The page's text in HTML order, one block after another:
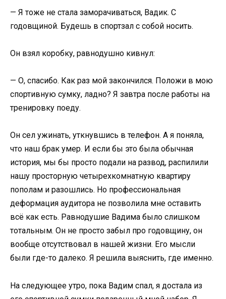
— Я тоже не стала заморачиваться, Вадик. С
годовщиной. Будешь в спортзал с собой носить.
Он взял коробку, равнодушно кивнул:
— О, спасибо. Как раз мой закончился. Положи в мою
спортивную сумку, ладно? Я завтра после работы на
тренировку поеду.
Он сел ужинать, уткнувшись в телефон. А я поняла,
что наш брак умер. И если бы это была обычная
история, мы бы просто подали на развод, распилили
нашу просторную четырехкомнатную квартиру
пополам и разошлись. Но профессиональная
деформация аудитора не позволила мне оставить
всё как есть. Равнодушие Вадима было слишком
тотальным. Он не просто забыл про годовщину, он
вообще отсутствовал в нашей жизни. Его мысли
были где-то далеко. Я решила выяснить, где именно.
На следующее утро, пока Вадим спал, я достала из